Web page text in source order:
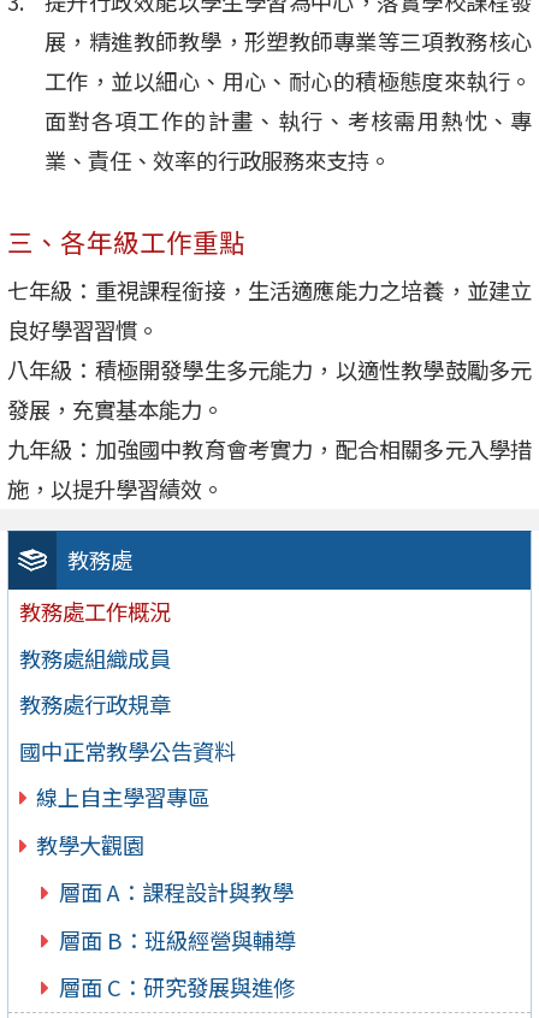
教務處
教務處工作概況
教務處組織成員
教務處行政規章
國中正常教學公告資料
線上自主學習專區
教學大觀園
層面 A：課程設計與教學
層面 B：班級經營與輔導
層面 C：研究發展與進修
展，精進教師教學，形塑教師專業等三項教務核心
工作，並以細心、用心、耐心的積極態度來執行。
面對各項工作的計畫、執行、考核需用熱忱、專
業、責任、效率的行政服務來支持。
三、各年級工作重點
七年級：重視課程銜接，生活適應能力之培養，並建立
良好學習習慣。
八年級：積極開發學生多元能力，以適性教學鼓勵多元
發展，充實基本能力。
九年級：加強國中教育會考實力，配合相關多元入學措
施，以提升學習績效。